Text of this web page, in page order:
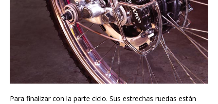
Para finalizar con la parte ciclo. Sus estrechas ruedas están